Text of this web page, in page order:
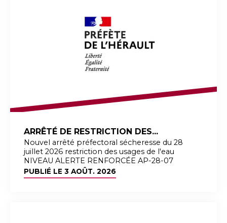
ARRÊTÉ DE RESTRICTION DES...
Nouvel arrêté préfectoral sécheresse du 28
juillet 2026 restriction des usages de l'eau
NIVEAU ALERTE RENFORCÉE AP-28-07
PUBLIÉ LE 3 AOÛT. 2026